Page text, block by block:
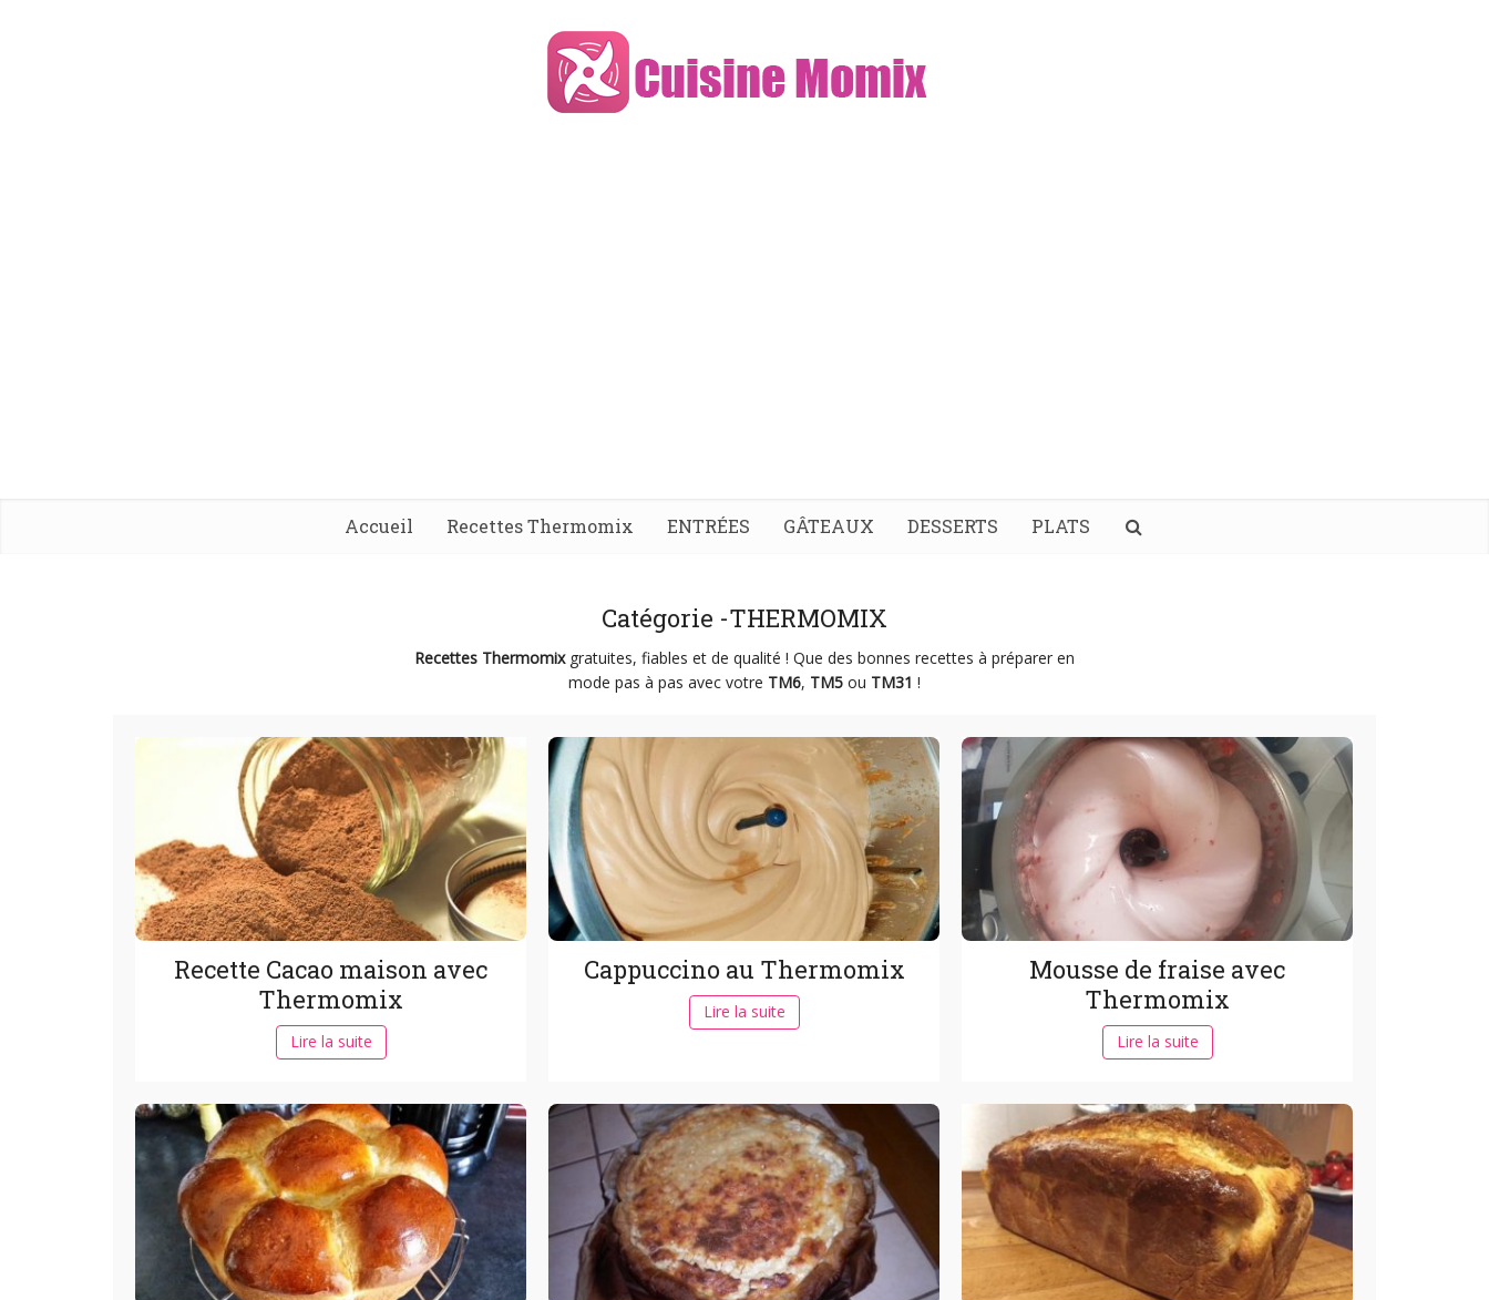
Accueil Recettes Thermomix ENTRÉES GÂTEAUX DESSERTS PLATS
Catégorie -THERMOMIX
Recettes Thermomixgratuites, fiables et de qualité ! Que des bonnes recettes à préparer en
mode pas à pas avec votre TM6, TM5 ou TM31 !
Recette Cacao maison avec
Thermomix
Lire la suite
Cappuccino au Thermomix
Lire la suite
Mousse de fraise avec
Thermomix
Lire la suite